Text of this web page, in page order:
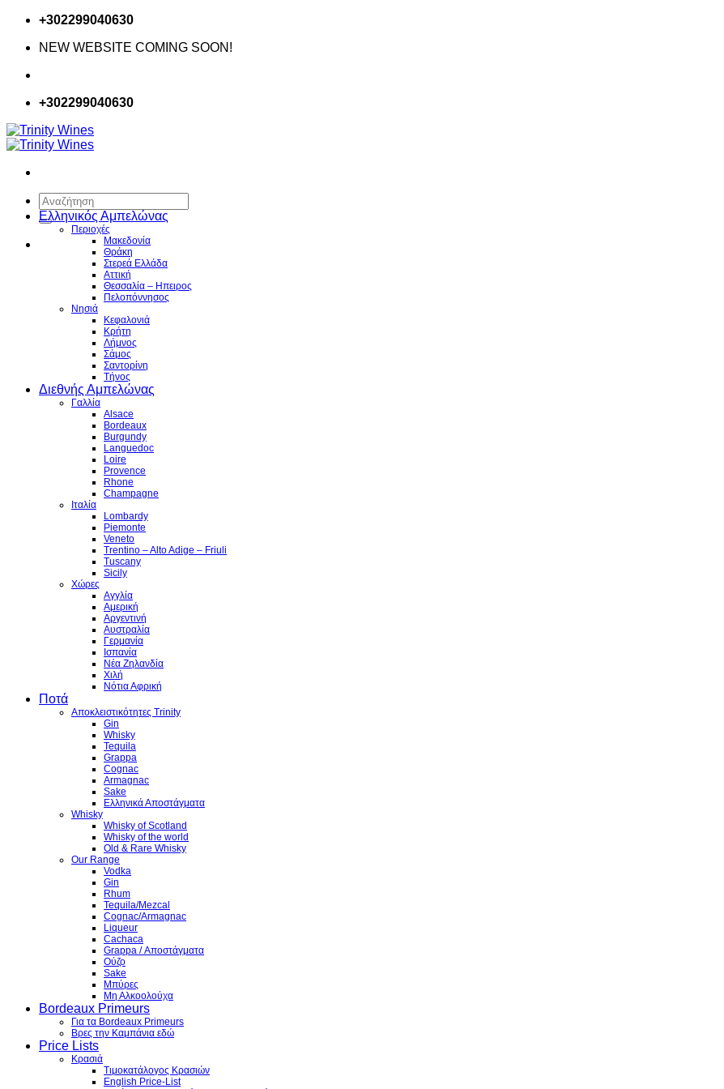
Μετάβαση
περιεχόμενο
+302299040630
NEW WEBSITE COMING SOON!
+302299040630
Αναζήτηση
για:
Ελληνικός Αμπελώνας
Περιοχές
Μακεδονία
Θράκη
Στερεά Ελλάδα
Αττική
Θεσσαλία – Hπειρος
Πελοπόννησος
Νησιά
Κεφαλονιά
Κρήτη
Λήμνος
Σάμος
Σαντορίνη
Τήνος
Διεθνής Αμπελώνας
Γαλλία
Alsace
Bordeaux
Burgundy
Languedoc
Loire
Provence
Rhone
Champagne
Ιταλία
Lombardy
Piemonte
Veneto
Trentino – Alto Adige – Friuli
Tuscany
Sicily
Χώρες
Αγγλία
Αμερική
Αργεντινή
Αυστραλία
Γερμανία
Ισπανία
Νέα Ζηλανδία
Χιλή
Νότια Αφρική
Ποτά
Αποκλειστικότητες Trinity
Gin
Whisky
Tequila
Grappa
Cognac
Armagnac
Sake
Ελληνικά Αποστάγματα
Whisky
Whisky of Scotland
Whisky of the world
Old & Rare Whisky
Our Range
Vodka
Gin
Rhum
Tequila/Mezcal
Cognac/Armagnac
Liqueur
Cachaca
Grappa / Αποστάγματα
Ούζο
Sake
Μπύρες
Μη Αλκοολούχα
Bordeaux Primeurs
Για τα Bordeaux Primeurs
Βρες την Καμπάνια εδώ
Price Lists
Κρασιά
Τιμοκατάλογος Κρασιών
English Price-List